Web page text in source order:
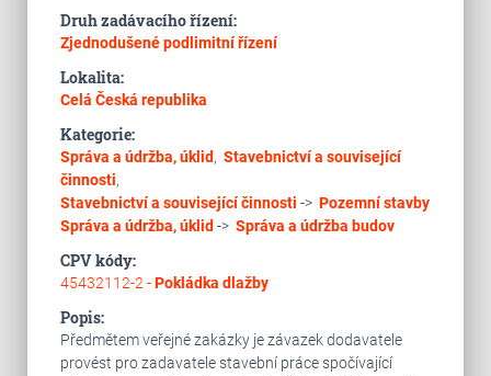
Druh zadávacího řízení:
Zjednodušené podlimitní řízení
Lokalita:
Celá Česká republika
Kategorie:
Správa a údržba, úklid, Stavebnictví a související
činnosti,
Stavebnictví a související činnosti -> Pozemní stavby
Správa a údržba, úklid -> Správa a údržba budov
CPV kódy:
45432112-2 -Pokládka dlažby
Popis:
Předmětem veřejné zakázky je závazek dodavatele
provést pro zadavatele stavební práce spočívající